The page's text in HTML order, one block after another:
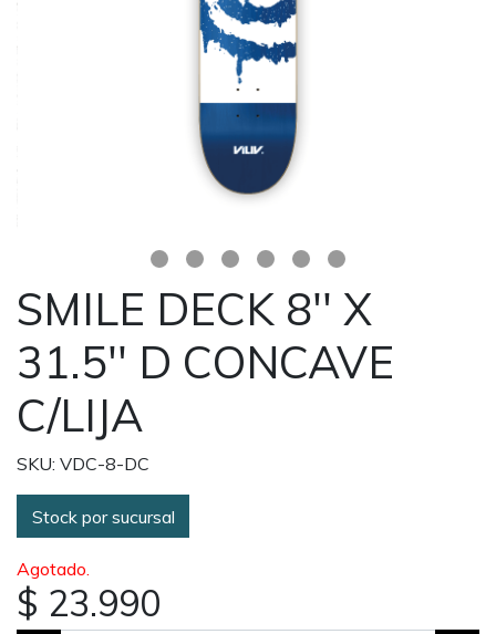
SMILE DECK 8'' X
31.5'' D CONCAVE
C/LIJA
SKU: VDC-8-DC
Stock por sucursal
Agotado.
$ 23.990